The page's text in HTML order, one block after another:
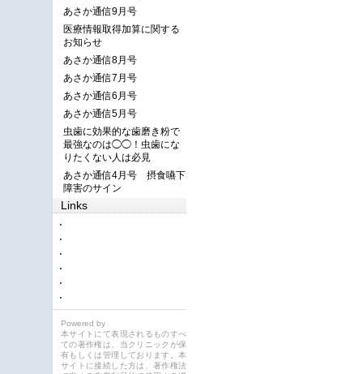
あさか通信9月号
医療情報取得加算に関する
お知らせ
あさか通信8月号
あさか通信7月号
あさか通信6月号
あさか通信5月号
虫歯に効果的な歯磨き粉で
最強なのは◯◯！虫歯にな
りたくない人は必見
あさか通信4月号 摂食嚥下
障害のサイン
Links
Powered by
本サイトにて表現されるものすべ
ての著作権は、当クリニックが保
有もしくは管理しております。本
サイトに接続した方は、著作権法